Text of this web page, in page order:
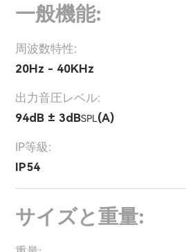
一般機能:
周波数特性:
20Hz - 40KHz
出力音圧レベル:
94dB ± 3dBSPL(A)
IP等級:
IP54
サイズと重量: